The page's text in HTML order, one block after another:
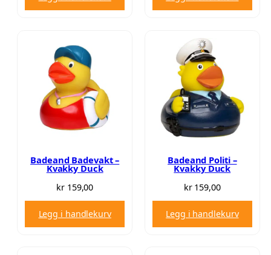
Badeand Badevakt –
Kvakky Duck
kr159,00
Legg i handlekurv
Badeand Politi –
Kvakky Duck
kr159,00
Legg i handlekurv